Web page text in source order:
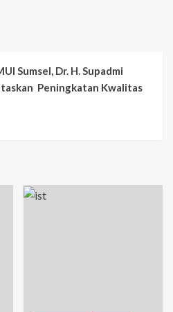
Sumsel, Dr. H. Supadmi
Peningkatan Kwalitas